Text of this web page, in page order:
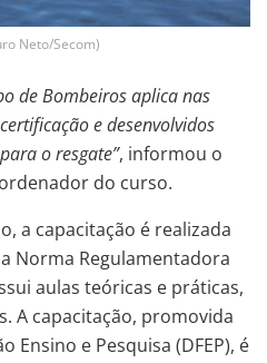
Neto/Secom)
de Bombeiros aplica nas
e desenvolvidos
o resgate”, informou o
do curso.
a capacitação é realizada
Norma Regulamentadora
aulas teóricas e práticas,
A capacitação, promovida
Ensino e Pesquisa (DFEP), é